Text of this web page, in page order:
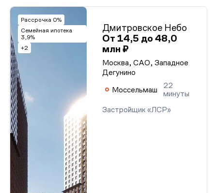
Рассрочка 0%
Семейная ипотека
3,9%
+2
Дмитровское Небо
От 14,5 до 48,0
млн ₽
Москва, САО, Западное
Дегунино
Моссельмаш
22
минуты
Застройщик «ЛСР»